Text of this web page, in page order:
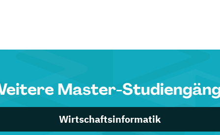
Master-
Wirtschaftsinformatik